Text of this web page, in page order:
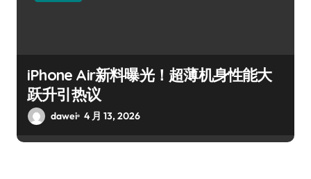
iPhone Air新料曝光！超薄机身性能大
跃升引热议
dawei 4 月 13, 2026